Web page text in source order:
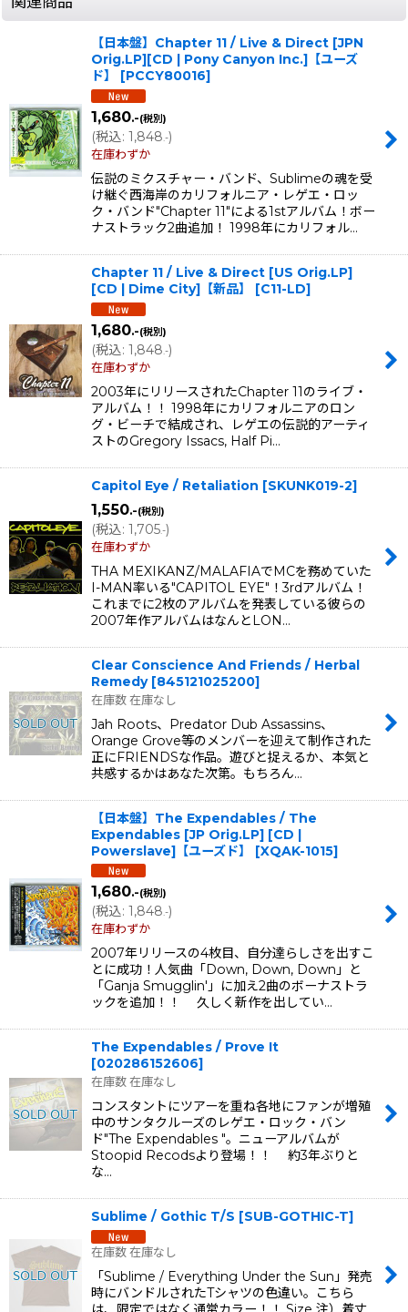
【日本盤】Chapter 11 / Live & Direct [JPN
Orig.LP][CD | Pony Canyon Inc.]【ユーズ
ド】
[PCCY80016]
1,680.-(税別)
(税込: 1,848.-)
在庫わずか
伝説のミクスチャー・バンド、Sublimeの魂を受
け継ぐ西海岸のカリフォルニア・レゲエ・ロッ
ク・バンド"Chapter 11"による1stアルバム！ボー
ナストラック2曲追加！ 1998年にカリフォル…
Chapter 11 / Live & Direct [US Orig.LP]
[CD | Dime City]【新品】
[C11-LD]
1,680.-(税別)
(税込: 1,848 .-)
在庫わずか
2003年にリリースされたChapter 11のライブ・
アルバム！！ 1998年にカリフォルニアのロン
グ・ビーチで結成され、レゲエの伝説的アーティ
ストのGregory Issacs, Half Pi…
Capitol Eye / Retaliation [SKUNK019-2]
1,550.-(税別)
(税込: 1,705.-)
在庫わずか
THA MEXIKANZ/MALAFIAでMCを務めていた
I-MAN率いる"CAPITOL EYE"！3rdアルバム！
これまでに2枚のアルバムを発表している彼らの
2007年作アルバムはなんとLON…
Clear Conscience And Friends / Herbal
Remedy [845121025200]
在庫数 在庫なし
Jah Roots、Predator Dub Assassins、
Orange Grove等のメンバーを迎えて制作された
正にFRIENDSな作品。遊びと捉えるか、本気と
共感するかはあなた次第。もちろん…
【日本盤】The Expendables / The
Expendables [JP Orig.LP] [CD |
Powerslave]【ユーズド】
[XQAK-1015]
1,680.-(税別)
(税込: 1,848.-)
在庫わずか
2007年リリースの4枚目、自分達らしさを出すこ
とに成功！人気曲「Down, Down, Down」と
「Ganja Smugglin'」に加え2曲のボーナストラ
ックを追加！！ 久しく新作を出してい…
The Expendables / Prove It
[020286152606]
在庫数 在庫なし
コンスタントにツアーを重ね各地にファンが増殖
中のサンタクルーズのレゲエ・ロック・バン
ド"The Expendables "。ニューアルバムが
Stoopid Recodsより登場！！ 約3年ぶりと
な…
Sublime / Gothic T/S [SUB-GOTHIC-T]
在庫数 在庫なし
「Sublime / Everything Under the Sun」発売
時にバンドルされたTシャツの色違い。こちら